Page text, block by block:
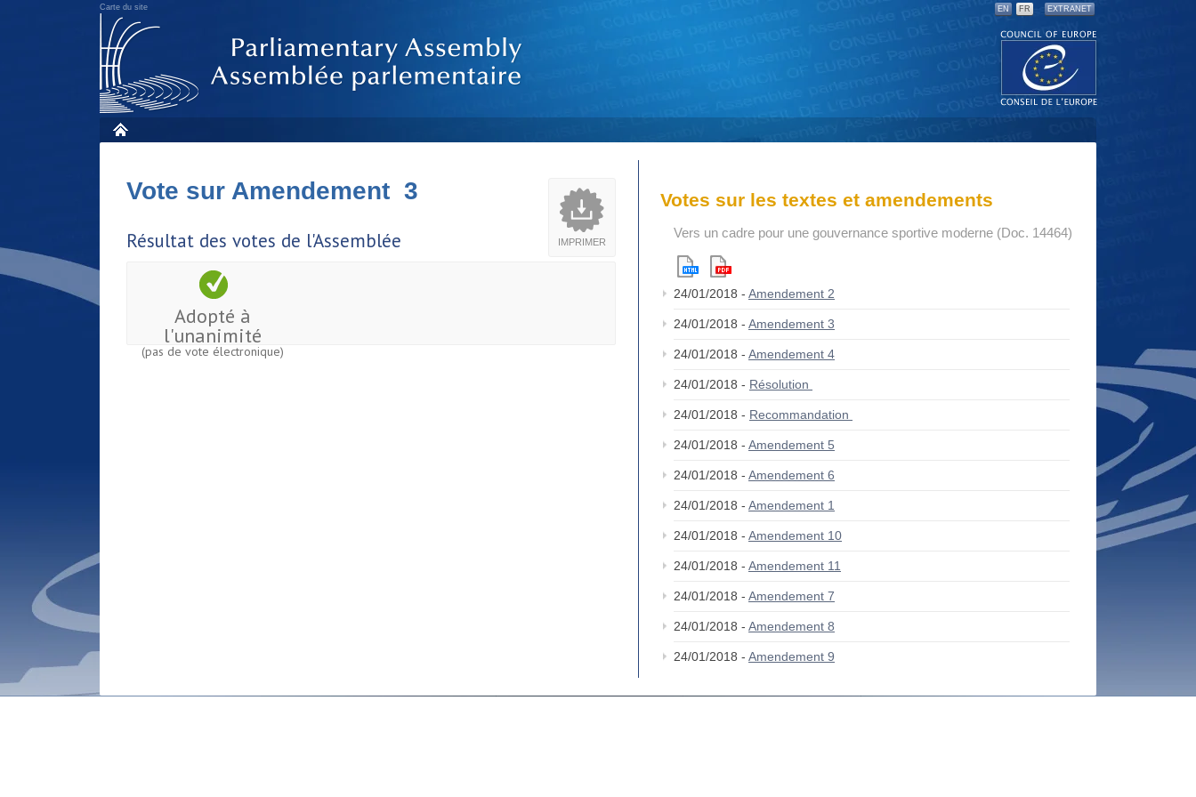
Carte du site EN FR EXTRANET
IMPRIMER
Vote sur Amendement 3
Résultat des votes de l'Assemblée
Adopté à
l'unanimité
(pas de vote électronique)
Votes sur les textes et amendements
Vers un cadre pour une gouvernance sportive moderne (Doc. 14464)
24/01/2018 - Amendement 2
24/01/2018 - Amendement 3
24/01/2018 - Amendement 4
24/01/2018 - Résolution
24/01/2018 - Recommandation
24/01/2018 - Amendement 5
24/01/2018 - Amendement 6
24/01/2018 - Amendement 1
24/01/2018 - Amendement 10
24/01/2018 - Amendement 11
24/01/2018 - Amendement 7
24/01/2018 - Amendement 8
24/01/2018 - Amendement 9